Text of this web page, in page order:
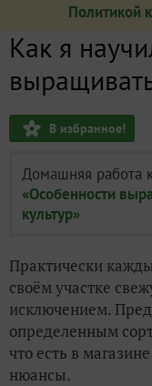
Политикой
Как я
В избранное!
Домашняя работа
«Особенности
культур»
Практически
своём участке
исключением.
определенным
что есть в
нюансы.